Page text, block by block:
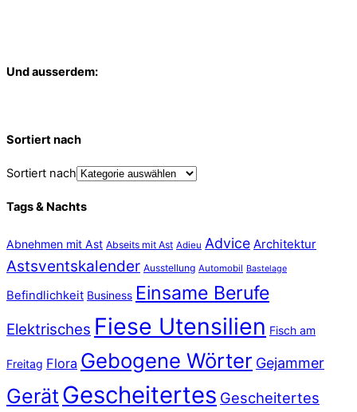
Und ausserdem:
Sortiert nach
Sortiert nach
Tags & Nachts
Abnehmen mit Ast Abseits mit Ast Adieu Advice Architektur
Astsventskalender Ausstellung Automobil Bastelage
Befindlichkeit Business Einsame Berufe
Elektrisches Fiese Utensilien Fisch am
Freitag Flora Gebogene Wörter Gejammer
Gerät Gescheitertes Gescheitertes